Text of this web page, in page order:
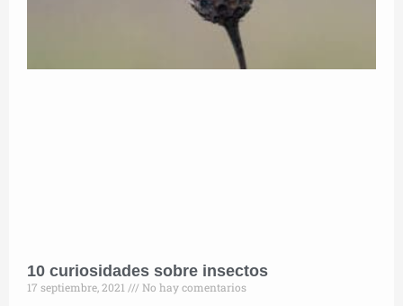
10 curiosidades sobre insectos
17 septiembre, 2021 No hay comentarios